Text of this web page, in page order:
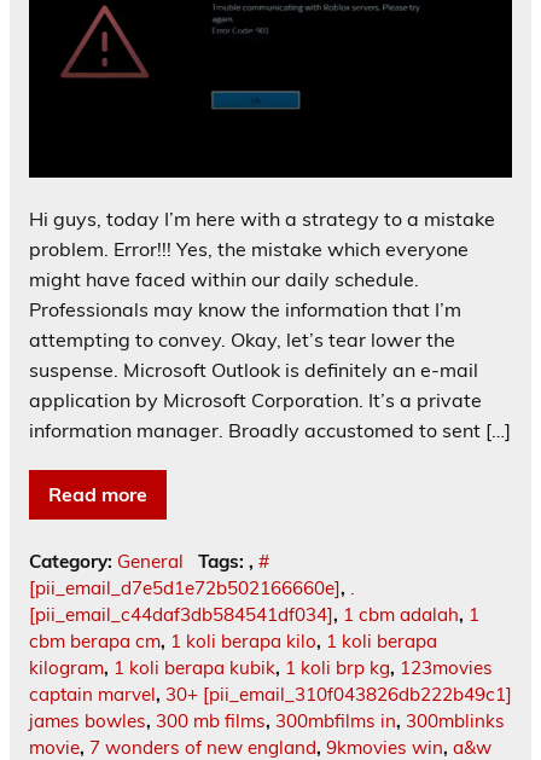
Hi guys, today I’m here with a strategy to a mistake
problem. Error!!! Yes, the mistake which everyone
might have faced within our daily schedule.
Professionals may know the information that I’m
attempting to convey. Okay, let’s tear lower the
suspense. Microsoft Outlook is definitely an e-mail
application by Microsoft Corporation. It’s a private
information manager. Broadly accustomed to sent […]
Read more
Category: General Tags: , #
[pii_email_d7e5d1e72b502166660e], .
[pii_email_c44daf3db584541df034], 1 cbm adalah, 1
cbm berapa cm, 1 koli berapa kilo, 1 koli berapa
kilogram, 1 koli berapa kubik, 1 koli brp kg, 123movies
captain marvel, 30+ [pii_email_310f043826db222b49c1]
james bowles, 300 mb films, 300mbfilms in, 300mblinks
movie, 7 wonders of new england, 9kmovies win, a&w